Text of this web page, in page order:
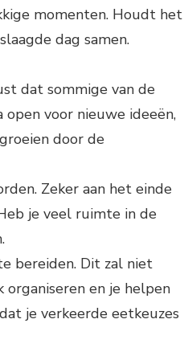
momenten. Houdt het
dag samen.
dat sommige van de
voor nieuwe ideeën,
door de
Zeker aan het einde
je veel ruimte in de
bereiden. Dit zal niet
organiseren en je helpen
je verkeerde eetkeuzes